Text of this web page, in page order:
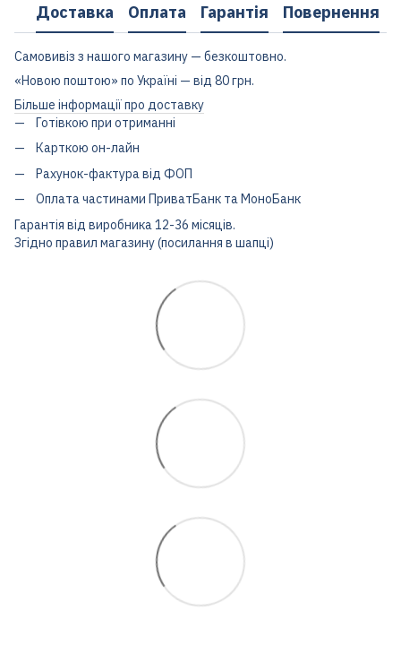
Доставка Оплата Гарантія Повернення
Самовивіз з нашого магазину — безкоштовно.
«Новою поштою» по Україні — від 80 грн.
Більше інформації про доставку
Готівкою при отриманні
Карткою он-лайн
Рахунок-фактура від ФОП
Оплата частинами ПриватБанк та МоноБанк
Гарантія від виробника 12-36 місяців.
Згідно правил магазину (посилання в шапці)